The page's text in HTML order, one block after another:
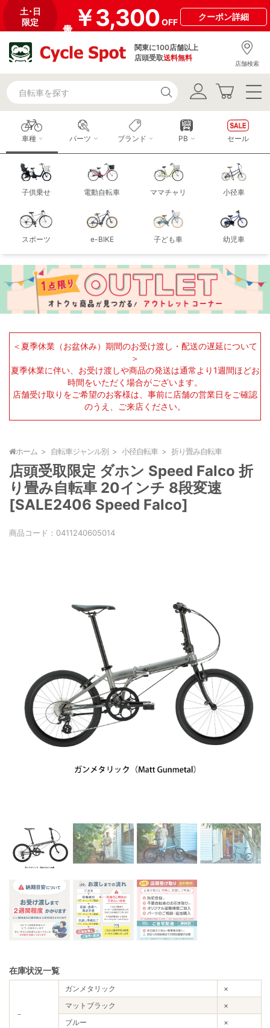
土･日
限定
￥3,300OFF
クーポン詳細
関東に100店舗以上
店頭受取送料無料
店舗検索
車種
子供乗せ 電動自転車 ママチャリ 小径車
スポーツ e-BIKE 子ども車 幼児車
パーツ ブランド PB セール
＜夏季休業（お盆休み）期間のお受け渡し・配送の遅延について
＞
夏季休業に伴い、お受け渡しや商品の発送は通常より1週間ほどお
時間をいただく場合がございます。
店舗受け取りをご希望のお客様は、事前に店舗の営業日をご確認
のうえ、ご来店ください。
ホーム 自転車ジャンル別 小径自転車 折り畳み自転車
店頭受取限定 ダホン Speed Falco 折
り畳み自転車 20インチ 8段変速
[SALE2406 Speed Falco]
商品コード： 0411240605014
在庫状況一覧
－
ガンメタリック
×
マットブラック
×
ブルー
×